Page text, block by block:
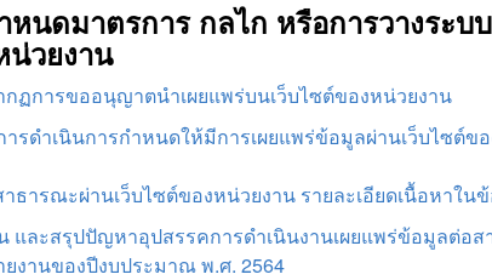
นดมาตรการ กลไก หรือการวางระบ
วยงาน
ฏการขออนุญาตนำเผยแพร่บนเว็บไซต์ของหน่วยงาน
รดำเนินการกำหนดให้มีการเผยแพร่ข้อมูลผ่านเว็บไซต์
ารณะผ่านเว็บไซต์ของหน่วยงาน รายละเอียดเนื้อหาใน
และสรุปปัญหาอุปสรรคการดำเนินงานเผยแพร่ข้อมูลต่อ
งานของปีงบประมาณ พ.ศ. 2564